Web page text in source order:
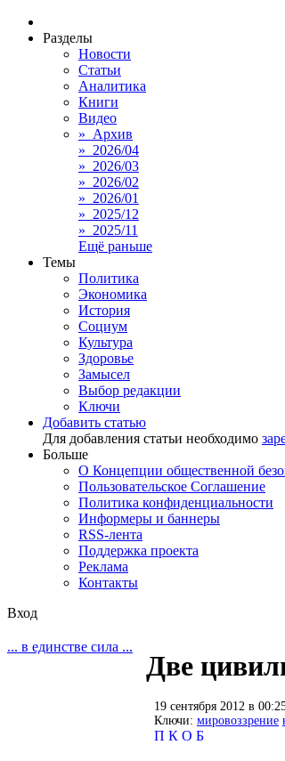
Разделы
Новости
Статьи
Аналитика
Книги
Видео
» Архив
» 2026/04
» 2026/03
» 2026/02
» 2026/01
» 2025/12
» 2025/11
Ещё раньше
Темы
Политика
Экономика
История
Социум
Культура
Здоровье
Замысел
Выбор редакции
Ключи
Добавить статью
Для добавления статьи необходимо
Больше
О Концепции общественной
Пользовательское Соглашение
Политика конфиденциальности
Информеры и баннеры
RSS-лента
Поддержка проекта
Реклама
Контакты
Вход
... в единстве сила ...
Две
19 сентября 2012 в
Ключи: мировоззрение
П К О Б